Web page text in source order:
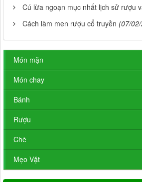
Cú lừa ngoạn mục nhất lịch sử rượu
Cách làm men rượu cổ truyền (07/
Món mặn
Món chay
Bánh
Rượu
Chè
Mẹo Vặt